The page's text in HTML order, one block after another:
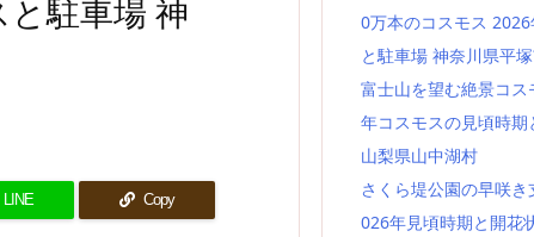
駐車場 神
LINE Copy
0万本のコスモス
と駐車場 神奈川県平
富士山を望む絶景コ
年コスモスの見頃時
山梨県山中湖村
さくら堤公園の早咲
026年見頃時期と開花